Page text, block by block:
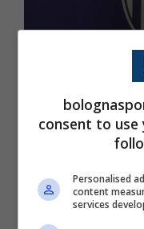
🎙️ Di
“Due
mio
consent to
Personalised
content
services